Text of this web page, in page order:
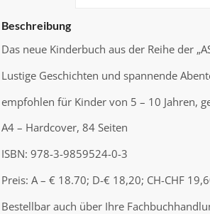
Beschreibung
Das neue Kinderbuch aus der Reihe der
Lustige Geschichten und spannende
empfohlen für Kinder von 5 – 10 Jahren,
A4 – Hardcover, 84 Seiten
ISBN: 978-3-9859524-0-3
Preis: A – € 18.70; D-€ 18,20; CH-CHF
Bestellbar auch über Ihre